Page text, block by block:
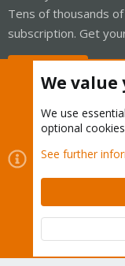
Tens of thousands
subscription. Get
Cookies
Contact us
Terms
Community platform by
We
We use essential
optional
See further